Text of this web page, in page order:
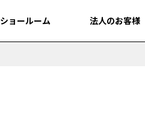
ショールーム
ショールーム 法人のお客様
法人のお客様